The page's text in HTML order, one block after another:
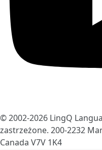
© 2002-2026 LingQ
zastrzeżone. 200-2232
Canada V7V 1K4